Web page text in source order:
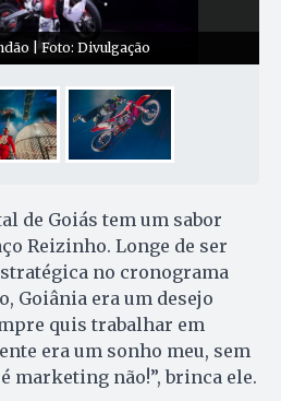
| Foto: Divulgação
de Goiás tem um sabor
Reizinho. Longe de ser
no cronograma
Goiânia era um desejo
quis trabalhar em
era um sonho meu, sem
marketing não!”, brinca ele.